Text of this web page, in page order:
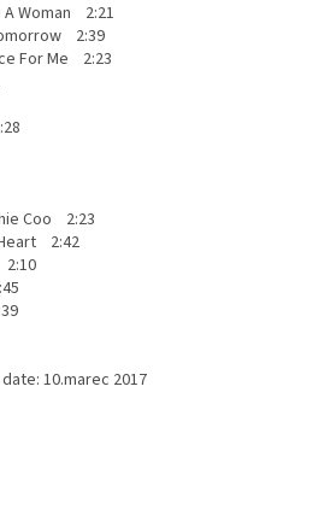
Woman 2:21
2:39
For Me 2:23
Coo 2:23
2:42
10.marec 2017